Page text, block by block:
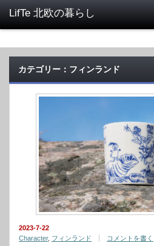
カテゴリー：フィンランド
2023-7-22
Character, フィンランド コメントを書く